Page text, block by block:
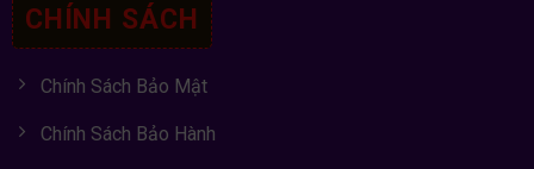
CHÍNH SÁCH
Chính Sách Bảo Mật
Chính Sách Bảo Hành